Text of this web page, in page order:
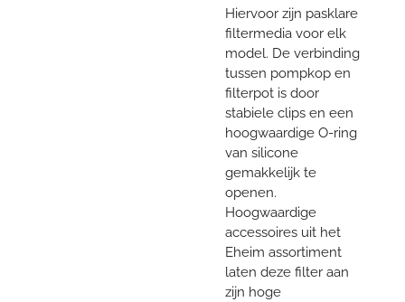
Hiervoor zijn pasklare
filtermedia voor elk
model. De verbinding
tussen pompkop en
filterpot is door
stabiele clips en een
hoogwaardige O-ring
van silicone
gemakkelijk te
openen.
Hoogwaardige
accessoires uit het
Eheim assortiment
laten deze filter aan
zijn hoge